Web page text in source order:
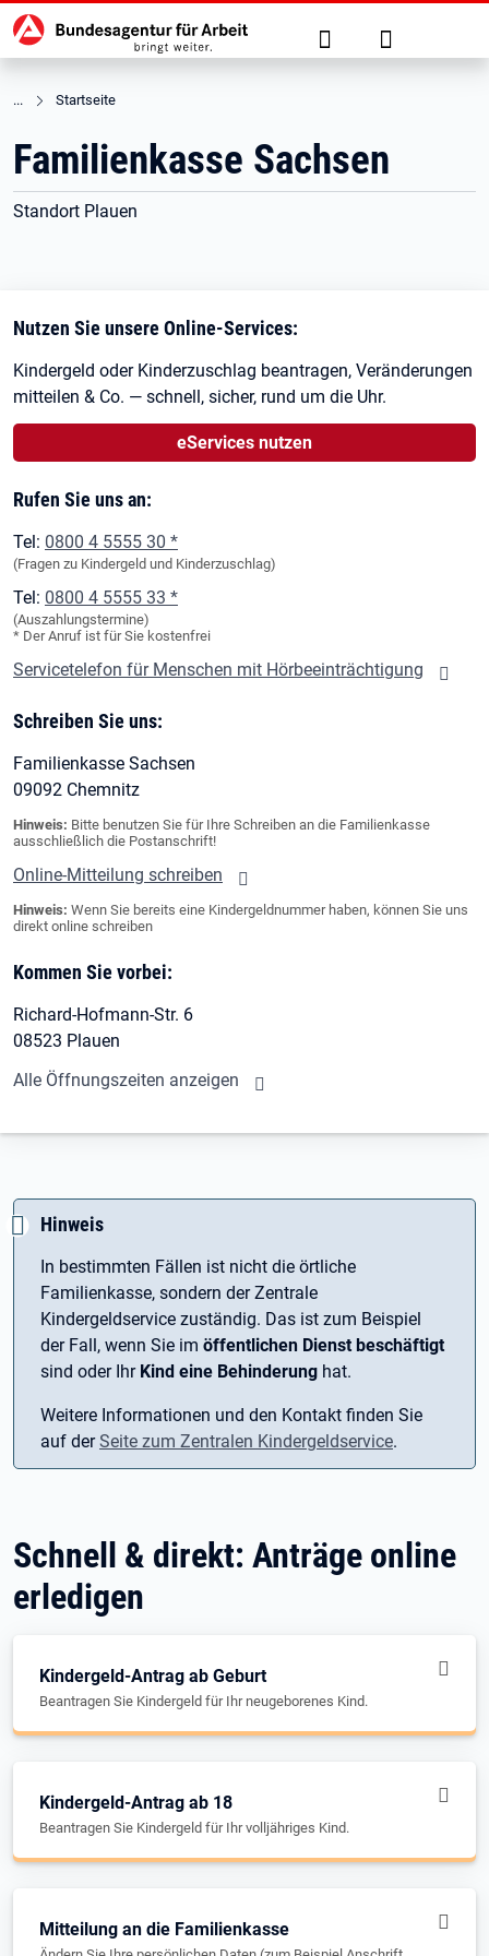
zu den Hauptinhalten springen
Hauptnavigation Suche Anmelden
Startseite
Familienkasse Sachsen
Standort Plauen
Nutzen Sie unsere Online-Services:
Kindergeld oder Kinderzuschlag beantragen, Veränderungen
mitteilen & Co. — schnell, sicher, rund um die Uhr.
eServices nutzen
Rufen Sie uns an:
Tel: 0800 4 5555 30 *
(Fragen zu Kindergeld und Kinderzuschlag)
Tel: 0800 4 5555 33 *
(Auszahlungstermine)
* Der Anruf ist für Sie kostenfrei
Servicetelefon für Menschen mit Hörbeeinträchtigung
Schreiben Sie uns:
Familienkasse Sachsen
09092 Chemnitz
Hinweis: Bitte benutzen Sie für Ihre Schreiben an die Familienkasse
ausschließlich die Postanschrift!
Online-Mitteilung schreiben
Hinweis: Wenn Sie bereits eine Kindergeldnummer haben, können Sie uns
direkt online schreiben
Kommen Sie vorbei:
Richard-Hofmann-Str. 6
08523 Plauen
Alle Öffnungszeiten anzeigen
Hinweis
In bestimmten Fällen ist nicht die örtliche
Familienkasse, sondern der Zentrale
Kindergeldservice zuständig. Das ist zum Beispiel
der Fall, wenn Sie im öffentlichen Dienst beschäftigt
sind oder Ihr Kind eine Behinderung hat.
Weitere Informationen und den Kontakt finden Sie
auf derSeite zum Zentralen Kindergeldservice.
Schnell & direkt: Anträge online
erledigen
Kindergeld-Antrag ab Geburt
Beantragen Sie Kindergeld für Ihr neugeborenes Kind.
Kindergeld-Antrag ab 18
Beantragen Sie Kindergeld für Ihr volljähriges Kind.
Mitteilung an die Familienkasse